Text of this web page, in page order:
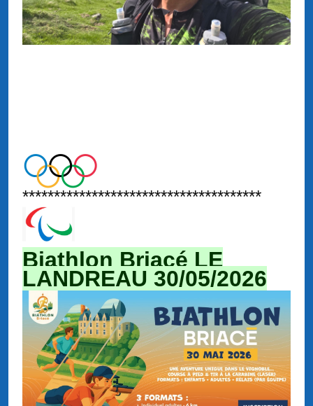
**************************************
Biathlon Briacé LE
LANDREAU 30/05/2026